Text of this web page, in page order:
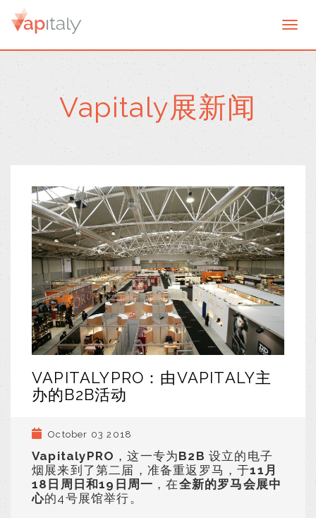
Vapitaly展新闻
VAPITALYPRO：由VAPITALY主
办的B2B活动
October 03 2018
VapitalyPRO ，这一专为B2B设立的电子
烟展来到了第二届，准备重返罗马，于11月
18日周日和19日周一 ，在全新的罗马会展中
心的4号展馆举行。